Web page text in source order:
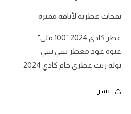
نفحات عطرية لأناقه مميزة
عطر كادي 2024 "100 ملي"
عبوة عود معطر شي شي
تولة زيت عطري خام كادي 2024
نشر